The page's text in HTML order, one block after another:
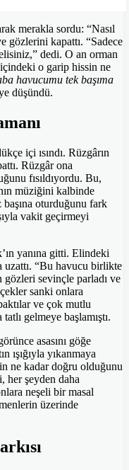
merakla sordu: “Nasıl
gözlerini kapattı. “Sadece
dedi. O an orman
içindeki o garip hissin ne
havucumu tek başıma
düşündü.
içi ısındı. Rüzgârın
Rüzgâr ona
fısıldıyordu. Bu,
müziğini kalbinde
başına oturduğunu fark
vakit geçirmeyi
yanına gitti. Elindeki
uzattı. “Bu havucu birlikte
gözleri sevinçle parladı ve
sanki onlara
ve çok mutlu
gelmeye başlamıştı.
asasını göğe
ışığıyla yıkanmaya
ne kadar doğru olduğunu
her şeyden daha
neşeli bir masal
üzerinde